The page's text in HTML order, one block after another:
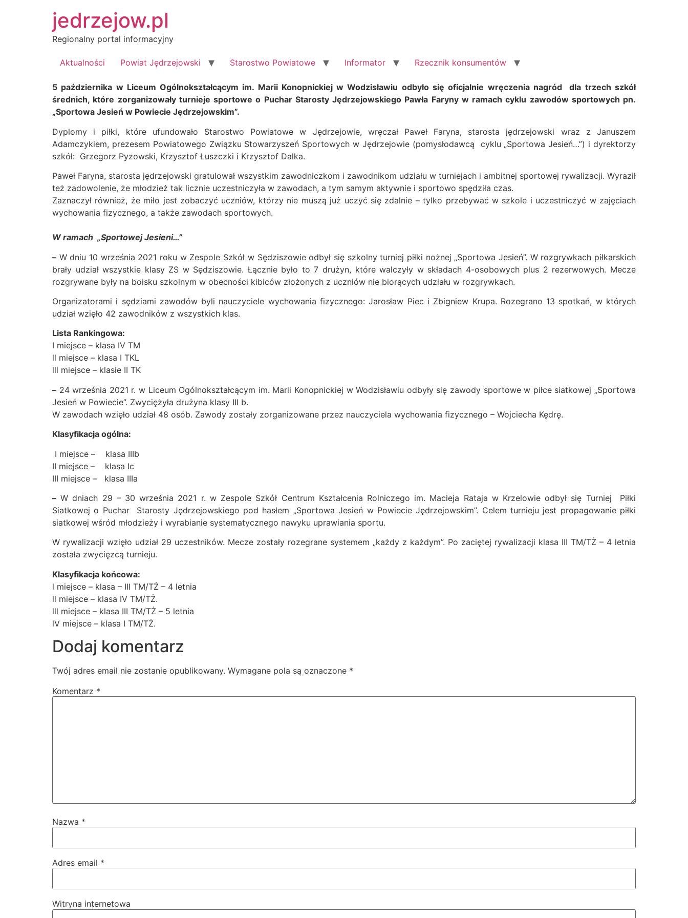
jedrzejow.pl
Regionalny portal informacyjny
Aktualności Powiat Jędrzejowski Starostwo Powiatowe Informator Rzecznik konsumentów
5 października w Liceum Ogólnokształcącym im. Marii Konopnickiej w Wodzisławiu odbyło się oficjalnie wręczenia nagród dla trzech szkół
średnich, które zorganizowały turnieje sportowe o Puchar Starosty Jędrzejowskiego Pawła Faryny w ramach cyklu zawodów sportowych pn.
„Sportowa Jesień w Powiecie Jędrzejowskim”.
Dyplomy i piłki, które ufundowało Starostwo Powiatowe w Jędrzejowie, wręczał Paweł Faryna, starosta jędrzejowski wraz z Januszem
Adamczykiem, prezesem Powiatowego Związku Stowarzyszeń Sportowych w Jędrzejowie (pomysłodawcą cyklu „Sportowa Jesień…”) i dyrektorzy
szkół: Grzegorz Pyzowski, Krzysztof Łuszczki i Krzysztof Dalka.
Paweł Faryna, starosta jędrzejowski gratulował wszystkim zawodniczkom i zawodnikom udziału w turniejach i ambitnej sportowej rywalizacji. Wyraził
też zadowolenie, że młodzież tak licznie uczestniczyła w zawodach, a tym samym aktywnie i sportowo spędziła czas.
Zaznaczył również, że miło jest zobaczyć uczniów, którzy nie muszą już uczyć się zdalnie – tylko przebywać w szkole i uczestniczyć w zajęciach
wychowania fizycznego, a także zawodach sportowych.
W ramach „Sportowej Jesieni…”
– W dniu 10 września 2021 roku w Zespole Szkół w Sędziszowie odbył się szkolny turniej piłki nożnej „Sportowa Jesień”. W rozgrywkach piłkarskich
brały udział wszystkie klasy ZS w Sędziszowie. Łącznie było to 7 drużyn, które walczyły w składach 4-osobowych plus 2 rezerwowych. Mecze
rozgrywane były na boisku szkolnym w obecności kibiców złożonych z uczniów nie biorących udziału w rozgrywkach.
Organizatorami i sędziami zawodów byli nauczyciele wychowania fizycznego: Jarosław Piec i Zbigniew Krupa. Rozegrano 13 spotkań, w których
udział wzięło 42 zawodników z wszystkich klas.
Lista Rankingowa:
I miejsce – klasa IV TM
ll miejsce – klasa I TKL
lll miejsce – klasie II TK
– 24 września 2021 r. w Liceum Ogólnokształcącym im. Marii Konopnickiej w Wodzisławiu odbyły się zawody sportowe w piłce siatkowej „Sportowa
Jesień w Powiecie”. Zwyciężyła drużyna klasy III b.
W zawodach wzięło udział 48 osób. Zawody zostały zorganizowane przez nauczyciela wychowania fizycznego – Wojciecha Kędrę.
Klasyfikacja ogólna:
I miejsce – klasa IIIb
II miejsce – klasa Ic
III miejsce – klasa IIIa
– W dniach 29 – 30 września 2021 r. w Zespole Szkół Centrum Kształcenia Rolniczego im. Macieja Rataja w Krzelowie odbył się Turniej Piłki
Siatkowej o Puchar Starosty Jędrzejowskiego pod hasłem „Sportowa Jesień w Powiecie Jędrzejowskim”. Celem turnieju jest propagowanie piłki
siatkowej wśród młodzieży i wyrabianie systematycznego nawyku uprawiania sportu.
W rywalizacji wzięło udział 29 uczestników. Mecze zostały rozegrane systemem „każdy z każdym”. Po zaciętej rywalizacji klasa III TM/TŻ – 4 letnia
została zwycięzcą turnieju.
Klasyfikacja końcowa:
l miejsce – klasa – III TM/TŻ – 4 letnia
ll miejsce – klasa IV TM/TŻ.
lll miejsce – klasa III TM/TŻ – 5 letnia
lV miejsce – klasa I TM/TŻ.
Dodaj komentarz
Twój adres email nie zostanie opublikowany. Wymagane pola są oznaczone *
Komentarz *
Nazwa *
Adres email *
Witryna internetowa